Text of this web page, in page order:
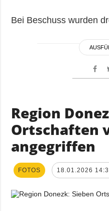
Bei Beschuss wurden
Region
Ortschaften
angegriffen
FOTOS 18.01.2026